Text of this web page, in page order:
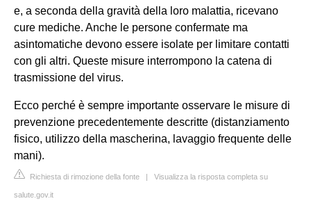
e, a seconda della gravità della loro malattia, ricevano
cure mediche. Anche le persone confermate ma
asintomatiche devono essere isolate per limitare contatti
con gli altri. Queste misure interrompono la catena di
trasmissione del virus.
Ecco perché è sempre importante osservare le misure di
prevenzione precedentemente descritte (distanziamento
fisico, utilizzo della mascherina, lavaggio frequente delle
mani).
Richiesta di rimozione della fonte | Visualizza la risposta completa su
salute.gov.it